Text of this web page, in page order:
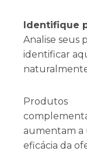
Identifique
Analise seus
identificar
Produtos
aumentam a
eficácia da